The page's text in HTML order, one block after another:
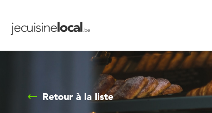
Retour à la liste